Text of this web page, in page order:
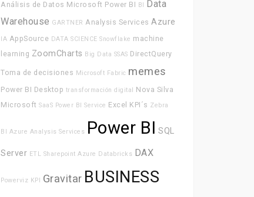
Análisis de Datos Microsoft Power BI BI Data
Warehouse GARTNER Analysis Services Azure
IA AppSource DATA SCIENCE Snowflake machine
learning ZoomCharts Big Data SSAS DirectQuery
Toma de decisiones Microsoft Fabric memes
Power BI Desktop transformación digital Nova Silva
Microsoft SaaS Power BI Service Excel KPI´s Zebra
BI Azure Analysis Services Power BI SQL
Server ETL Sharepoint Azure Databricks DAX
Powerviz KPI Gravitar BUSINESS